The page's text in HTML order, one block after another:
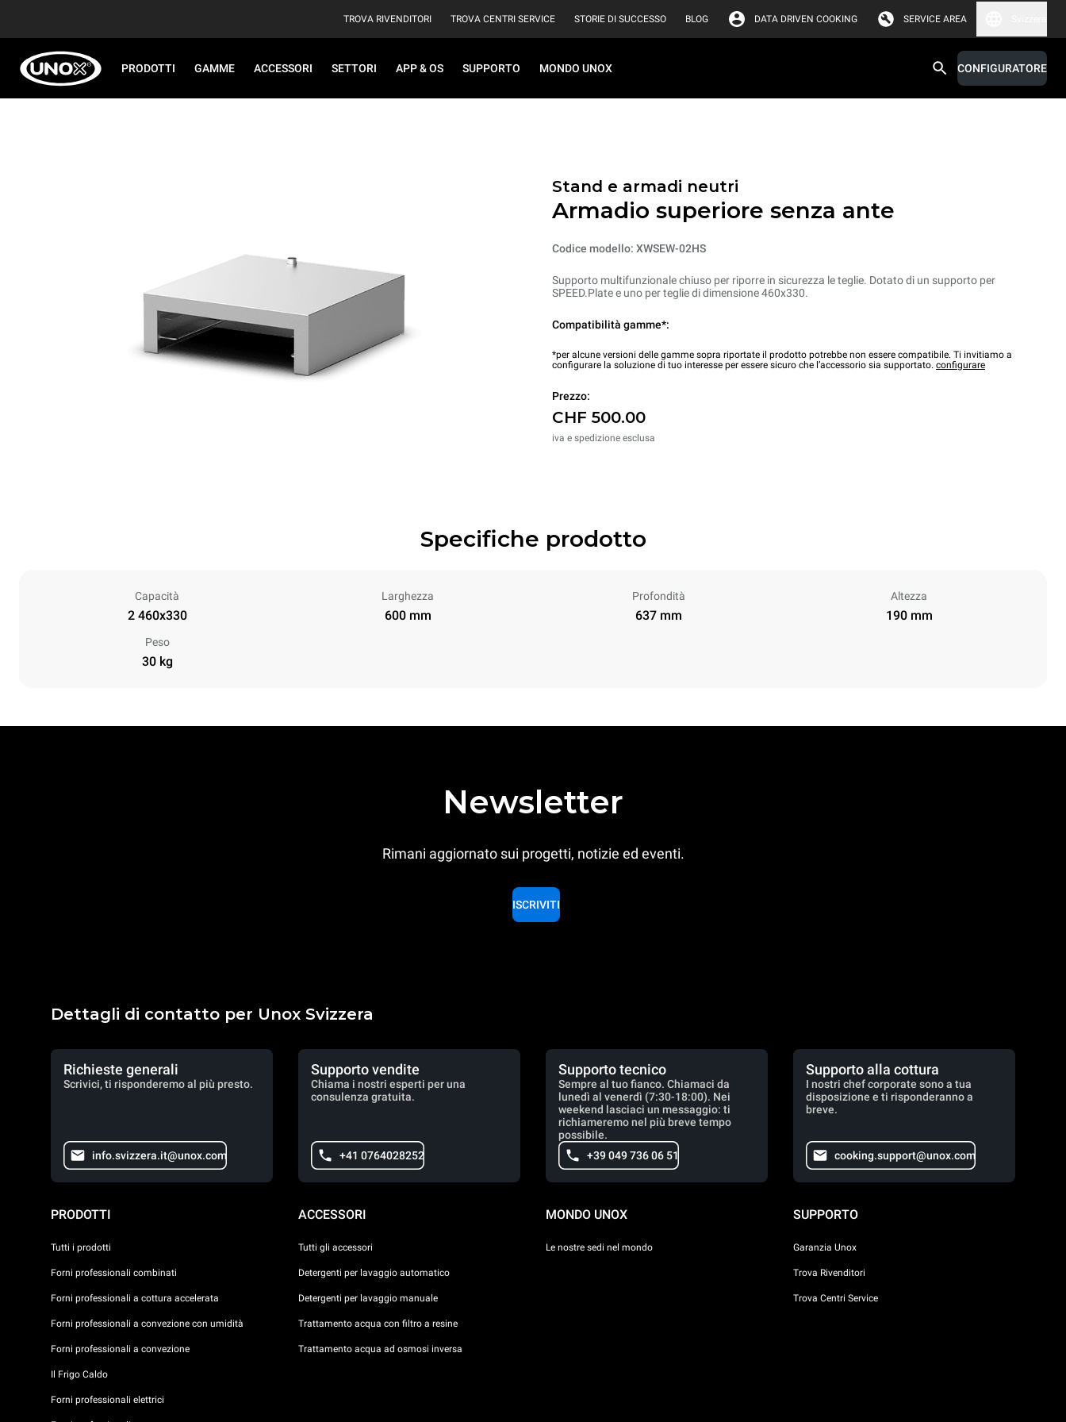
TROVA RIVENDITORI TROVA CENTRI SERVICE STORIE DI SUCCESSO BLOG DATA DRIVEN COOKING SERVICE AREA
PRODOTTI GAMME ACCESSORI SETTORI APP & OS SUPPORTO MONDO UNOX CONFIGURATORE
Stand e armadi neutri
Armadio superiore senza ante
Codice modello: XWSEW-02HS
Supporto multifunzionale chiuso per riporre in sicurezza le teglie. Dotato di un supporto per
SPEED.Plate e uno per teglie di dimensione 460x330.
Compatibilità gamme*:
*per alcune versioni delle gamme sopra riportate il prodotto potrebbe non essere compatibile. Ti invitiamo a
configurare la soluzione di tuo interesse per essere sicuro che l’accessorio sia supportato. configurare
Prezzo:
CHF 500.00
iva e spedizione esclusa
Specifiche prodotto
Capacità
2 460x330
Larghezza
600 mm
Profondità
637 mm
Altezza
190 mm
Peso
30 kg
Newsletter
Rimani aggiornato sui progetti, notizie ed eventi.
ISCRIVITI
Dettagli di contatto per Unox Svizzera
Richieste generali
Scrivici, ti risponderemo al più presto.
info.svizzera.it@unox.com
Supporto vendite
Chiama i nostri esperti per una
consulenza gratuita.
+41 0764028252
Supporto tecnico
Sempre al tuo fianco. Chiamaci da
lunedì al venerdì (7:30-18:00). Nei
weekend lasciaci un messaggio: ti
richiameremo nel più breve tempo
possibile.
+39 049 736 06 51
Supporto alla cottura
I nostri chef corporate sono a tua
disposizione e ti risponderanno a
breve.
cooking.support@unox.com
PRODOTTI
Tutti i prodotti
Forni professionali combinati
Forni professionali a cottura accelerata
Forni professionali a convezione con umidità
Forni professionali a convezione
Il Frigo Caldo
Forni professionali elettrici
ACCESSORI
Tutti gli accessori
Detergenti per lavaggio automatico
Detergenti per lavaggio manuale
Trattamento acqua con filtro a resine
Trattamento acqua ad osmosi inversa
MONDO UNOX
Le nostre sedi nel mondo
SUPPORTO
Garanzia Unox
Trova Rivenditori
Trova Centri Service